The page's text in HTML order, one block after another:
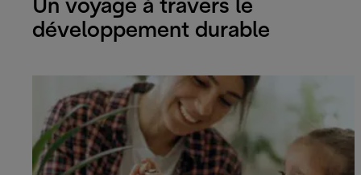
Un voyage à travers le
développement durable